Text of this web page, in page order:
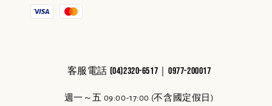
客服電話 (04)2320-6517｜0977-200017
週一～五 09:00-17:00 (不含國定假日)